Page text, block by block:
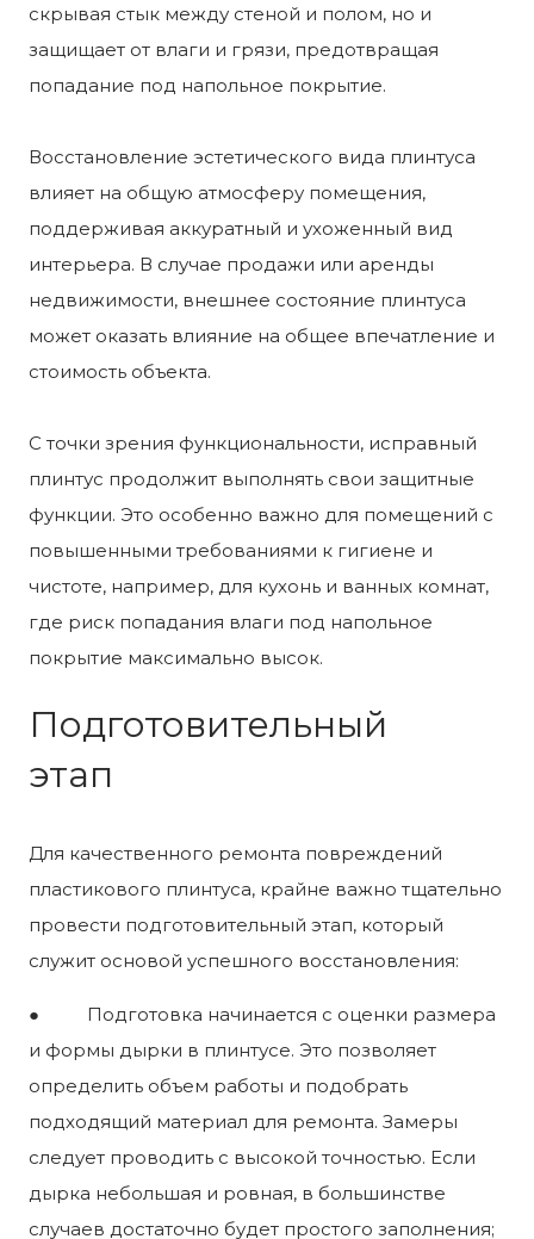
скрывая стык между стеной и полом, но и
защищает от влаги и грязи, предотвращая
попадание под напольное покрытие.
Восстановление эстетического вида плинтуса
влияет на общую атмосферу помещения,
поддерживая аккуратный и ухоженный вид
интерьера. В случае продажи или аренды
недвижимости, внешнее состояние плинтуса
может оказать влияние на общее впечатление и
стоимость объекта.
С точки зрения функциональности, исправный
плинтус продолжит выполнять свои защитные
функции. Это особенно важно для помещений с
повышенными требованиями к гигиене и
чистоте, например, для кухонь и ванных комнат,
где риск попадания влаги под напольное
покрытие максимально высок.
Подготовительный
этап
Для качественного ремонта повреждений
пластикового плинтуса, крайне важно тщательно
провести подготовительный этап, который
служит основой успешного восстановления:
● Подготовка начинается с оценки размера
и формы дырки в плинтусе. Это позволяет
определить объем работы и подобрать
подходящий материал для ремонта. Замеры
следует проводить с высокой точностью. Если
дырка небольшая и ровная, в большинстве
случаев достаточно будет простого заполнения;